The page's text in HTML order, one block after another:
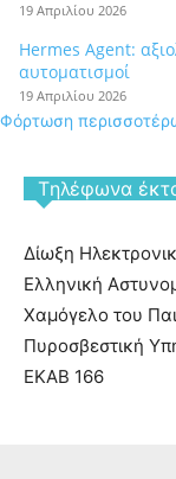
19 Απριλίου 2026
Hermes Agent:
αυτοματισμοί
19 Απριλίου 2026
Φόρτωση
Tηλέφωνα
Δίωξη
Ελληνική
Χαμόγελο του
Πυροσβεστική
ΕΚΑΒ 166